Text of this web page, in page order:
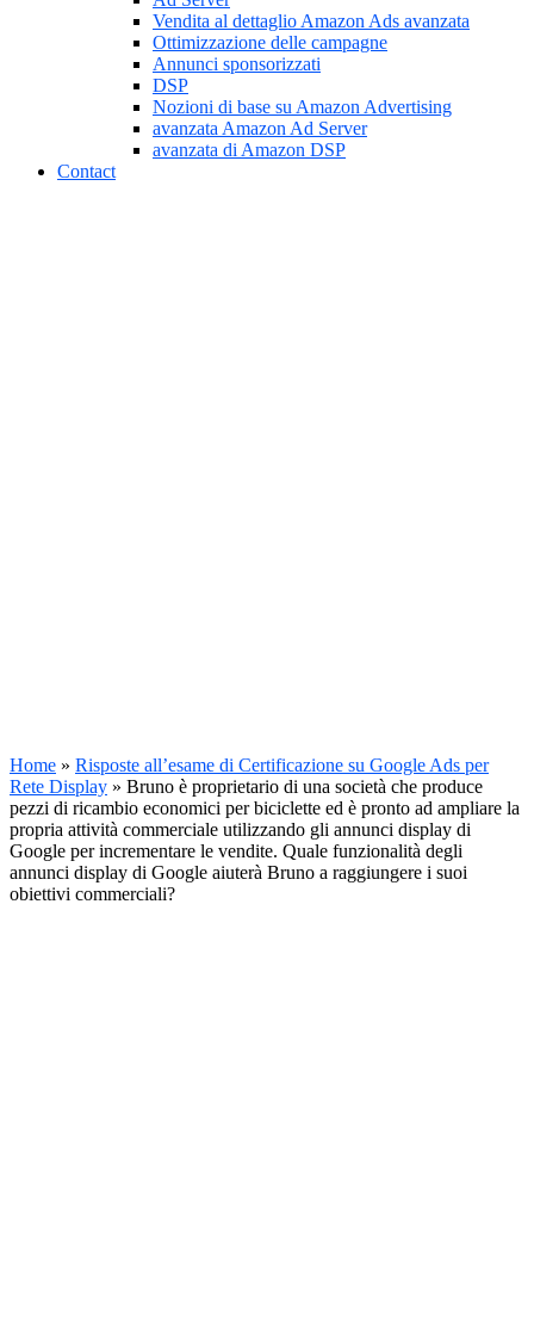
Vendita al dettaglio Amazon Ads avanzata
Ottimizzazione delle campagne
Annunci sponsorizzati
DSP
Nozioni di base su Amazon Advertising
avanzata Amazon Ad Server
avanzata di Amazon DSP
Contact
Home » Risposte all’esame di Certificazione su Google Ads per
Rete Display » Bruno è proprietario di una società che produce
pezzi di ricambio economici per biciclette ed è pronto ad ampliare la
propria attività commerciale utilizzando gli annunci display di
Google per incrementare le vendite. Quale funzionalità degli
annunci display di Google aiuterà Bruno a raggiungere i suoi
obiettivi commerciali?